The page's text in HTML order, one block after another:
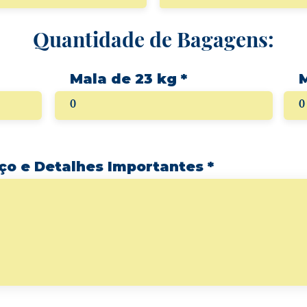
Quantidade de Bagagens:
Mala de 23 kg
e Detalhes Importantes